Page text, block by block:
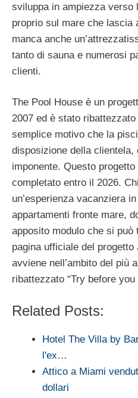
sviluppa in ampiezza verso
proprio sul mare che lascia
manca anche
tanto di sauna e numerosi
clienti.
The Pool House è un
2007 ed è stato ribattezzato
semplice motivo che la
disposizione della clientela,
imponente. Questo
completato entro il 2026.
un’esperienza vacanziera
appartamenti fronte mare,
apposito modulo che si può
pagina ufficiale del
avviene nell’ambito del più
ribattezzato “Try before you
Related Posts:
Hotel The Villa by
l'ex…
Attico a Miami
dollari